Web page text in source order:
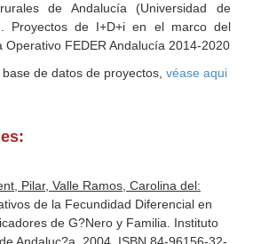
de Andalucía (Universidad de
Proyectos de I+D+i en el marco del
Operativo FEDER Andalucía 2014-2020
de datos de proyectos, véase aqui
Pilar, Valle Ramos, Carolina del:
de la Fecundidad Diferencial en
de G?Nero y Familia. Instituto